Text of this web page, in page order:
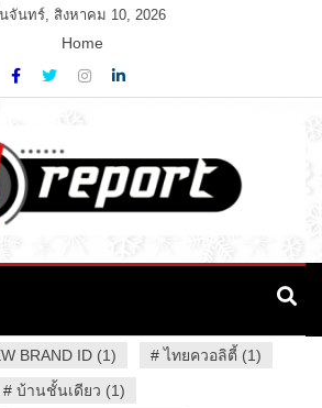
จันทร์, สิงหาคม 10, 2026
Home
BRAND ID (1) #ไทยควอลิตี้ (1)
# บ้านชั้นเดียว (1)